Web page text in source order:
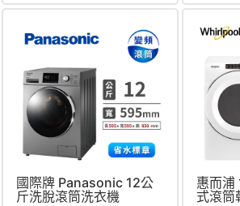
國際牌 Panasonic 12公
斤洗脫滾筒洗衣機
惠而浦
式滾筒